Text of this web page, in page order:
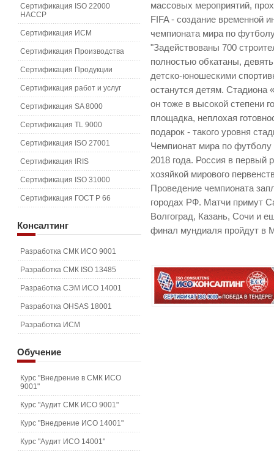
массовых мероприятий,
FIFA - создание временной
чемпионата мира по
"Задействованы 700
полностью обкатаны,
детско-юношескими
останутся детям. Стадиона
он тоже в высокой степени
площадка, неплохая
подарок - такого уровня
Чемпионат мира по
2018 года. Россия в первый
хозяйкой мирового
Проведение чемпионата
городах РФ. Матчи примут
Волгоград, Казань, Сочи и
финал мундиаля пройдут в
Сертификация ISO 22000
HACCP
Сертификация ИСМ
Сертификация Производства
Сертификация Продукции
Сертификация работ и услуг
Сертификация SA 8000
Сертификация TL 9000
Сертификация ISO 27001
Сертификация IRIS
Сертификация ISO 31000
Сертификация ГОСТ Р 66
Консалтинг
Разработка СМК ИСО 9001
Разработка СМК ISO 13485
Разработка СЭМ ИСО 14001
Разработка OHSAS 18001
Разработка ИСМ
Обучение
Курс "Внедрение в СМК ИСО
9001"
Курс "Аудит СМК ИСО 9001"
Курс "Внедрение ИСО 14001"
Курс "Аудит ИСО 14001"